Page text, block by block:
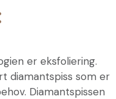
er eksfoliering.
diamantspiss som er
Diamantspissen